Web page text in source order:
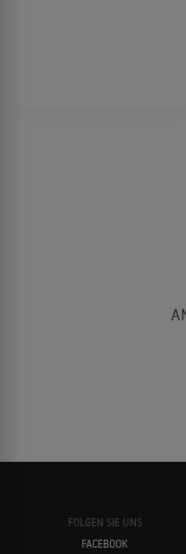
FOLGEN SIE UNS
FACEBOOK